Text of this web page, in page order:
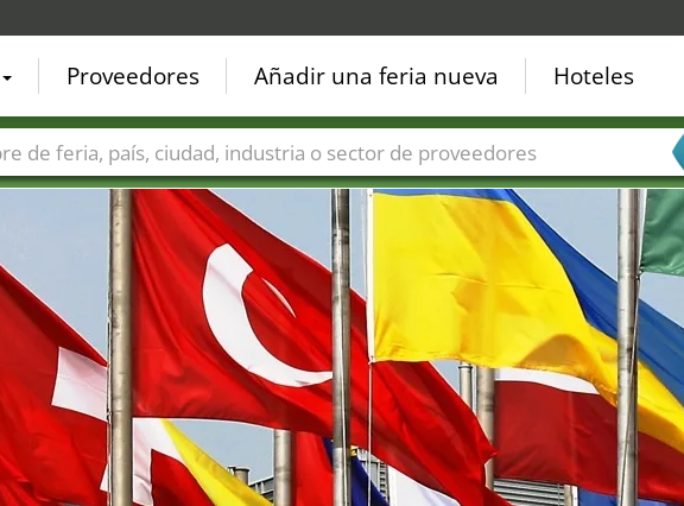
Proveedores Añadir una feria nueva Hoteles
Países Ciudades Sectores de ferias Sectores de proveedor de servicios